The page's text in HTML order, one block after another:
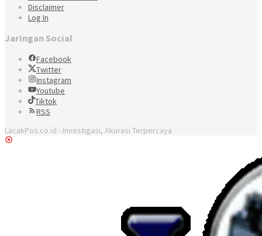
Disclaimer
Log In
Jaringan Social
Facebook
Twitter
Instagram
Youtube
Tiktok
RSS
LacakPos.co.id - Investigasi, Akurasi Terpercaya